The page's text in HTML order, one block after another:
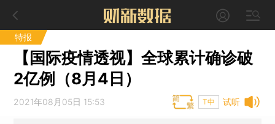
特报
【国际疫情透视】全球累计确诊破
2亿例（8月4日）
试听
2021年08月05日 15:53 T中